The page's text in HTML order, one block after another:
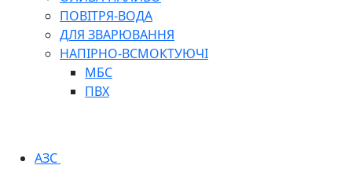
ПОВІТРЯ-ВОДА
ДЛЯ ЗВАРЮВАННЯ
НАПІРНО-ВСМОКТУЮЧІ
МБС
ПВХ
АЗС